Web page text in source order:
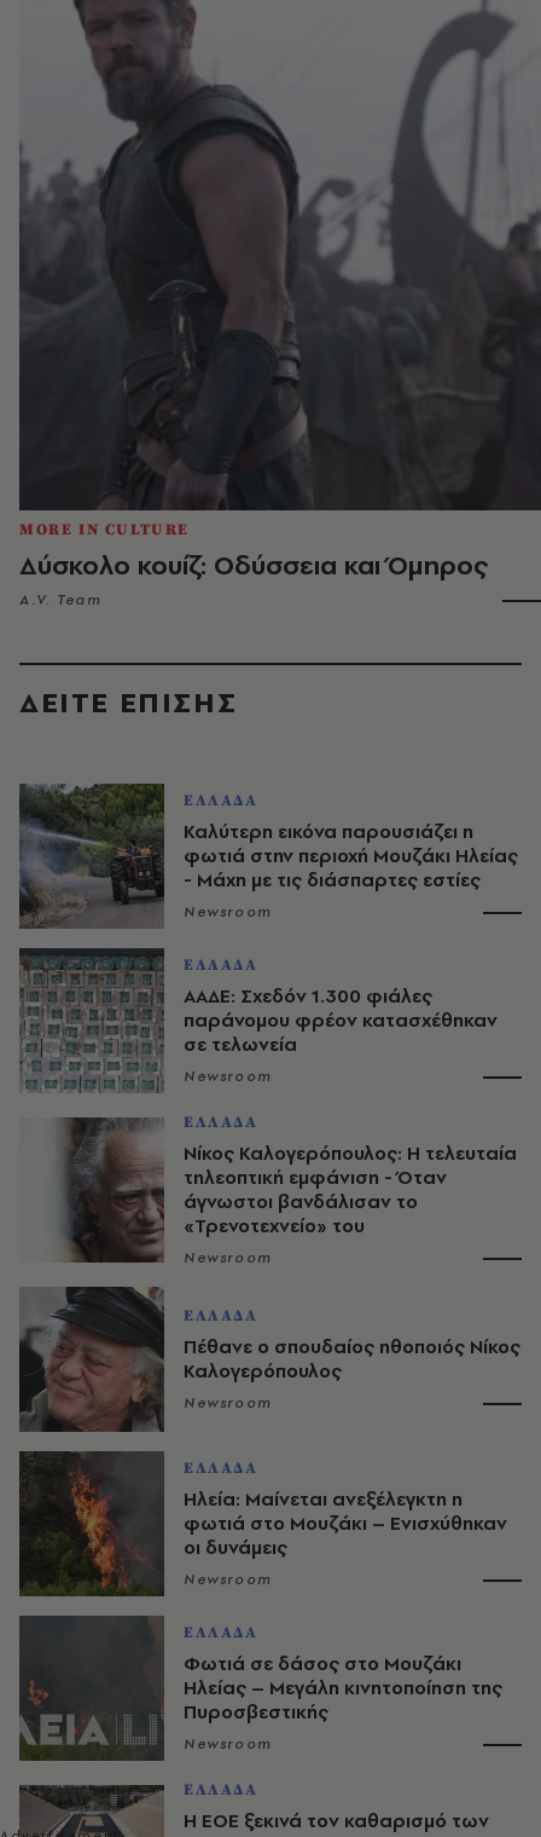
MORE IN CULTURE
Δύσκολο κουίζ: Οδύσσεια και Όμηρος
A.V. Team
ΔΕΙΤΕ ΕΠΙΣΗΣ
ΕΛΛΑΔΑ
Καλύτερη εικόνα παρουσιάζει η
φωτιά στην περιοχή Μουζάκι Ηλείας
- Μάχη με τις διάσπαρτες εστίες
Newsroom
ΕΛΛΑΔΑ
ΑΑΔΕ: Σχεδόν 1.300 φιάλες
παράνομου φρέον κατασχέθηκαν
σε τελωνεία
Newsroom
ΕΛΛΑΔΑ
Νίκος Καλογερόπουλος: Η τελευταία
τηλεοπτική εμφάνιση - Όταν
άγνωστοι βανδάλισαν το
«Τρενοτεχνείο» του
Newsroom
ΕΛΛΑΔΑ
Πέθανε ο σπουδαίος ηθοποιός Νίκος
Καλογερόπουλος
Newsroom
ΕΛΛΑΔΑ
Ηλεία: Μαίνεται ανεξέλεγκτη η
φωτιά στο Μουζάκι – Ενισχύθηκαν
οι δυνάμεις
Newsroom
ΕΛΛΑΔΑ
Φωτιά σε δάσος στο Μουζάκι
Ηλείας – Μεγάλη κινητοποίηση της
Πυροσβεστικής
Newsroom
ΕΛΛΑΔΑ
Η ΕΟΕ ξεκινά τον καθαρισμό των